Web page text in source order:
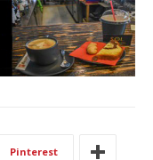
Pinterest